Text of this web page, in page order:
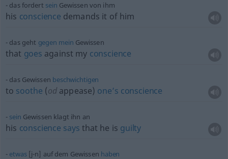
das fordert sein Gewissen von ihm
his conscience demands it of him
das geht gegen mein Gewissen
that goes against my conscience
das Gewissen beschwichtigen
to soothe (odappease) one’s conscience
sein Gewissen klagt ihn an
his conscience says that he is guilty
etwas[j-n] auf dem Gewissen haben